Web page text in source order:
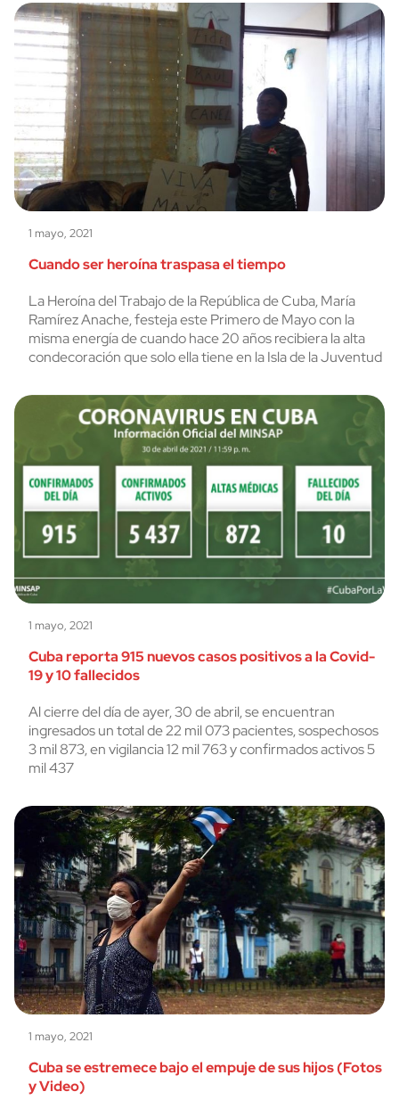
1 mayo, 2021
Cuando ser heroína traspasa el tiempo
La Heroína del Trabajo de la República de Cuba, María
Ramírez Anache, festeja este Primero de Mayo con la
misma energía de cuando hace 20 años recibiera la alta
condecoración que solo ella tiene en la Isla de la Juventud
1 mayo, 2021
Cuba reporta 915 nuevos casos positivos a la Covid-
19 y 10 fallecidos
Al cierre del día de ayer, 30 de abril, se encuentran
ingresados un total de 22 mil 073 pacientes, sospechosos
3 mil 873, en vigilancia 12 mil 763 y confirmados activos 5
mil 437
1 mayo, 2021
Cuba se estremece bajo el empuje de sus hijos (Fotos
y Video)